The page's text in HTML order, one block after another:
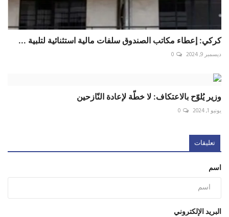
كركي: إعطاء مكاتب الصندوق سلفات مالية استثنائية لتلبية ...
ديسمبر 9, 2024 0
وزير يُلوّح بالاعتكاف: لا خطّة لإعادة النّازحين
يونيو 1, 2024 0
تعليقات
اسم
البريد الإلكتروني